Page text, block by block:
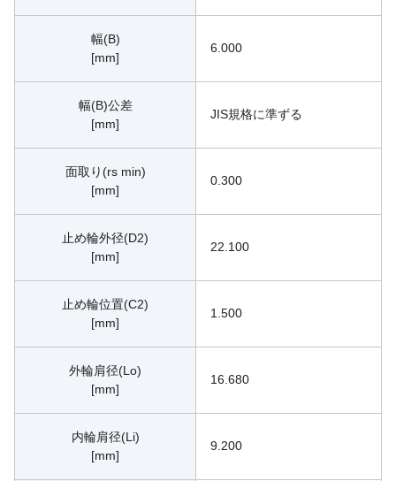
幅(B)
[mm]
6.000
幅(B)公差
[mm]
JIS規格に準ずる
面取り(rs min)
[mm]
0.300
止め輪外径(D2)
[mm]
22.100
止め輪位置(C2)
[mm]
1.500
外輪肩径(Lo)
[mm]
16.680
内輪肩径(Li)
[mm]
9.200